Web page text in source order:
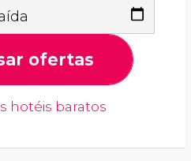
ofertas
hotéis baratos